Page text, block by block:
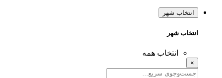
انتخاب شهر
انتخاب شهر
انتخاب همه
×